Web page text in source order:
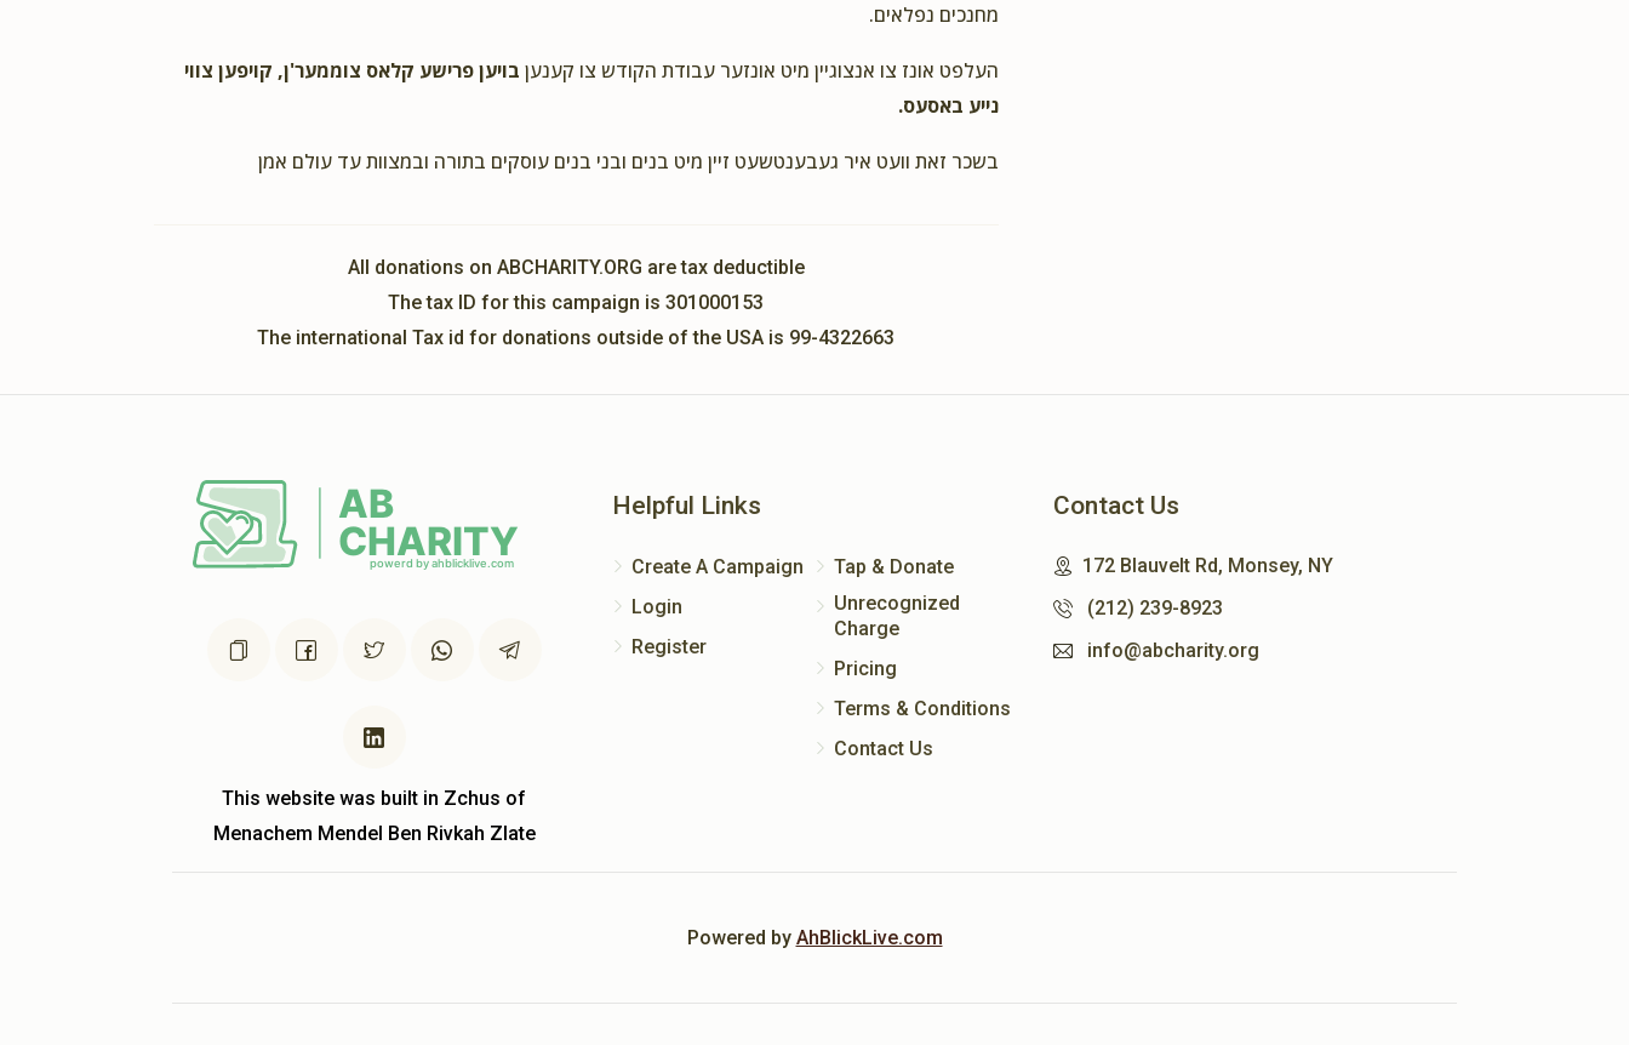
מחנכים נפלאים.
העלפט אונז צו אנצוגיין מיט אונזער עבודת הקודש צו קענען בויען פרישע קלאס צוממער'ן, קויפען צווי
נייע באסעס.
בשכר זאת וועט איר געבענטשעט זיין מיט בנים ובני בנים עוסקים בתורה ובמצוות עד עולם אמן
All donations on ABCHARITY.ORG are tax deductible
The tax ID for this campaign is 301000153
The international Tax id for donations outside of the USA is 99-4322663
This website was built in Zchus of
Menachem Mendel Ben Rivkah Zlate
Helpful Links
Create A Campaign
Login
Register
Tap & Donate
Unrecognized
Charge
Pricing
Terms & Conditions
Contact Us
Contact Us
172 Blauvelt Rd, Monsey, NY
(212) 239-8923
info@abcharity.org
Powered by AhBlickLive.com